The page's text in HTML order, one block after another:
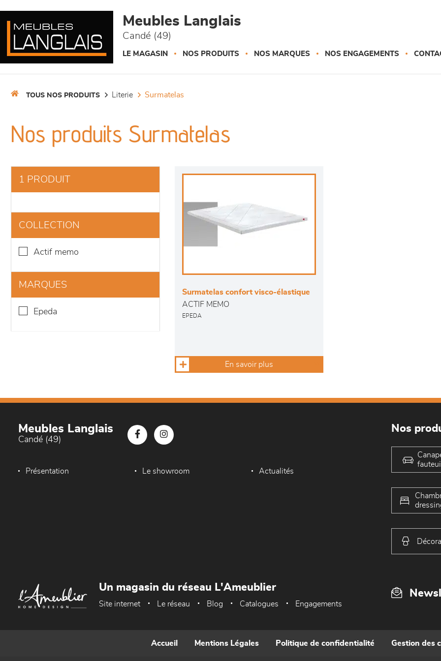
Meubles Langlais
Candé (49)
LE MAGASIN NOS PRODUITS NOS MARQUES NOS ENGAGEMENTS
TOUS NOS PRODUITS literie surmatelas
Nos produits Surmatelas
1 PRODUIT
COLLECTION
actif memo
MARQUES
epeda
Surmatelas confort visco-élastique
ACTIF MEMO
EPEDA
En savoir plus
Meubles Langlais
Candé (49)
Présentation Le showroom Actualités
Nos
Un magasin du réseau L'Ameublier
Site internet Le réseau Blog Catalogues Engagements
Accueil Mentions Légales Politique de confidentialité Gestion des